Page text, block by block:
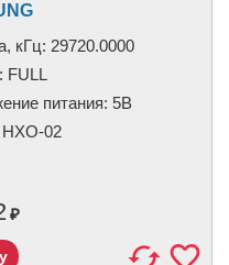
кГц: 29720.0000
FULL
питания: 5В
HXO-02
₽